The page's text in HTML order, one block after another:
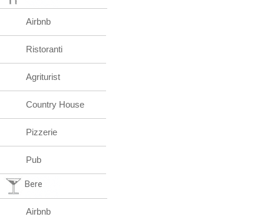
Airbnb
Ristoranti
Agriturist
Country House
Pizzerie
Pub
Bere
Airbnb